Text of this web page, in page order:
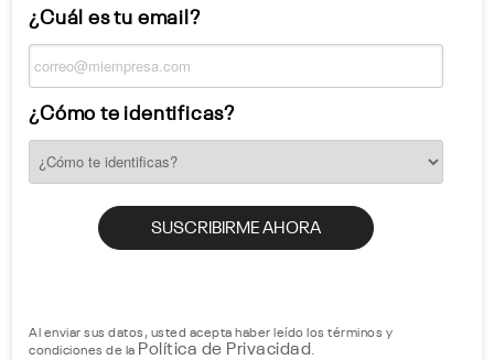
¿Cuál es tu email?
¿Cómo te identificas?
Al enviar sus datos, usted acepta haber leído los términos y
condiciones de la Política de Privacidad